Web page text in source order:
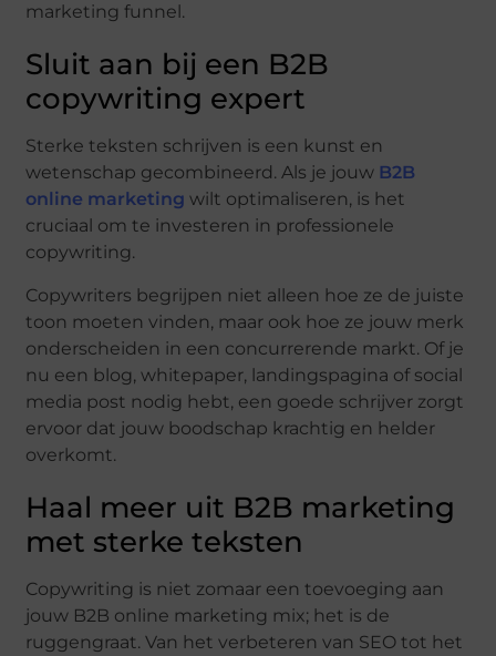
marketing funnel.
Sluit aan bij een B2B
copywriting expert
Sterke teksten schrijven is een kunst en
wetenschap gecombineerd. Als je jouw B2B
online marketing wilt optimaliseren, is het
cruciaal om te investeren in professionele
copywriting.
Copywriters begrijpen niet alleen hoe ze de juiste
toon moeten vinden, maar ook hoe ze jouw merk
onderscheiden in een concurrerende markt. Of je
nu een blog, whitepaper, landingspagina of social
media post nodig hebt, een goede schrijver zorgt
ervoor dat jouw boodschap krachtig en helder
overkomt.
Haal meer uit B2B marketing
met sterke teksten
Copywriting is niet zomaar een toevoeging aan
jouw B2B online marketing mix; het is de
ruggengraat. Van het verbeteren van SEO tot het